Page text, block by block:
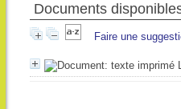
Documents
Faire une